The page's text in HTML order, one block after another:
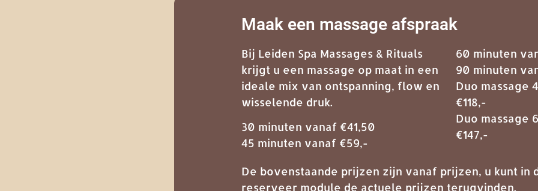
Maak een massage afspraak
Bij Leiden Spa Massages & Rituals
krijgt u een massage op maat in een
ideale mix van ontspanning, flow en
wisselende druk.
30 minuten vanaf €41,50
45 minuten vanaf €59,-
60 minuten
90 minuten
Duo massage
€118,-
Duo massage
€147,-
De bovenstaande prijzen zijn vanaf prijzen, u kunt in
reserveer module de actuele prijzen terugvinden.